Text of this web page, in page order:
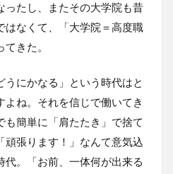
ったし、またその大学院も昔
はなくて、「大学院＝高度職
きた。
にかなる」という時代はと
よね。それを信じで働いてき
も簡単に「肩たたき」で捨て
頑張ります！」なんて意気込
。「お前、一体何が出来る